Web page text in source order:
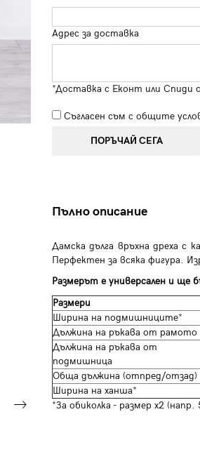
Адрес за доставка
*Доставка с Еконт или Спиди
Съгласен съм с общите
ПОРЪЧАЙ СЕГА
Пълно описание
Дамска дълга връхна дреха с
Перфектен за всяка фигура.
Размерът е универсален и ще
Размери
Ширина на подмишниците*
Дължина на ръкава от рамото
Дължина на ръкава от
подмишница
Обща дължина (отпред/отзад)
Ширина на ханша*
*За обиколка - размер х2